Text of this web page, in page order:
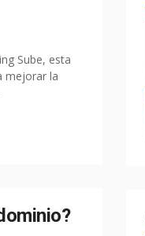
Sube, esta
mejorar la